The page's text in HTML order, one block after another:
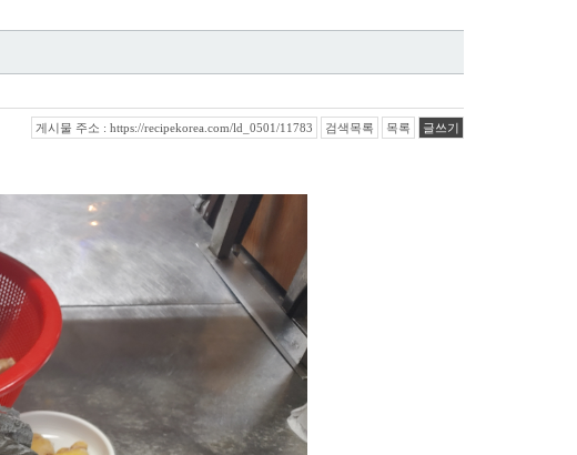
게시물 주소 : https://recipekorea.com/ld_0501/11783 검색목록 목록 글쓰기